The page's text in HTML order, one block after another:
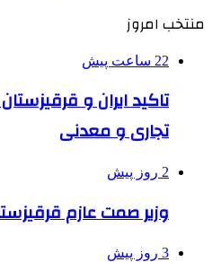
منتخب امروز
22 ساعت پیش
تاکید ایران و
تجاری و معدنی
2 روز پیش
وزیر صمت عازم
3 روز پیش